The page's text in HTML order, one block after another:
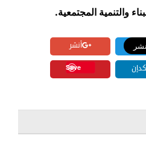
والتنمية المجتمعية.
أنشر
Save